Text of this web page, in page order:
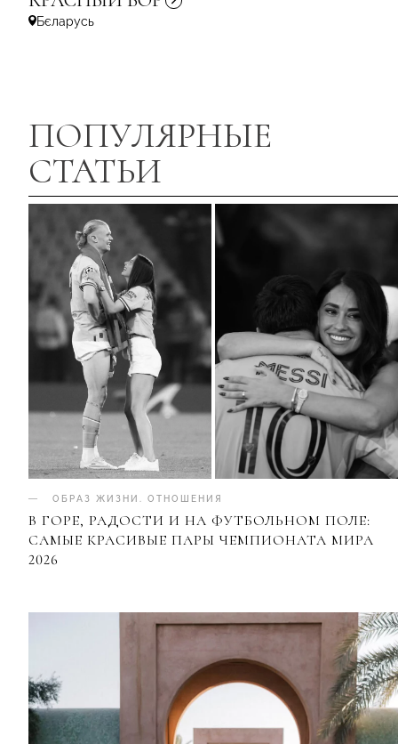
Бєларусь
ПОПУЛЯРНЫЕ
СТАТЬИ
ОБРАЗ ЖИЗНИ . ОТНОШЕНИЯ
В ГОРЕ, РАДОСТИ И НА ФУТБОЛЬНОМ ПОЛЕ:
САМЫЕ КРАСИВЫЕ ПАРЫ ЧЕМПИОНАТА МИРА
2026